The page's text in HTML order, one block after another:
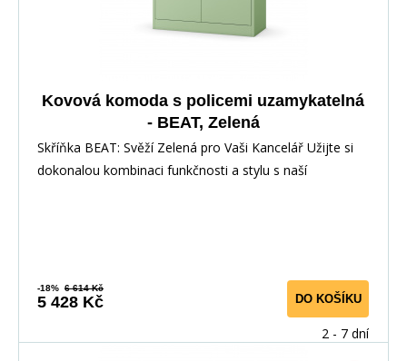
Kovová komoda s policemi uzamykatelná
- BEAT, Zelená
Skříňka BEAT: Svěží Zelená pro Vaši Kancelář Užijte si
dokonalou kombinaci funkčnosti a stylu s naší
-18% 6 614 Kč
5 428 Kč DO KOŠÍKU
2 - 7 dní